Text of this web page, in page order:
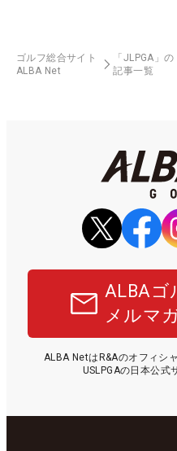
ゴルフ総合サイト
ALBA Net
「JLPGA」の
記事一覧
ALBAゴ
メルマ
ALBA NetはR&Aのオフィシ
USLPGAの日本公式